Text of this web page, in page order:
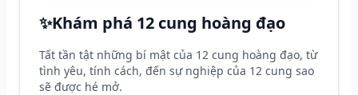
✨Khám phá 12 cung hoàng đạo
Tất tần tật những bí mật của 12 cung hoàng đạo, từ
tình yêu, tính cách, đến sự nghiệp của 12 cung sao
sẽ được hé mở.